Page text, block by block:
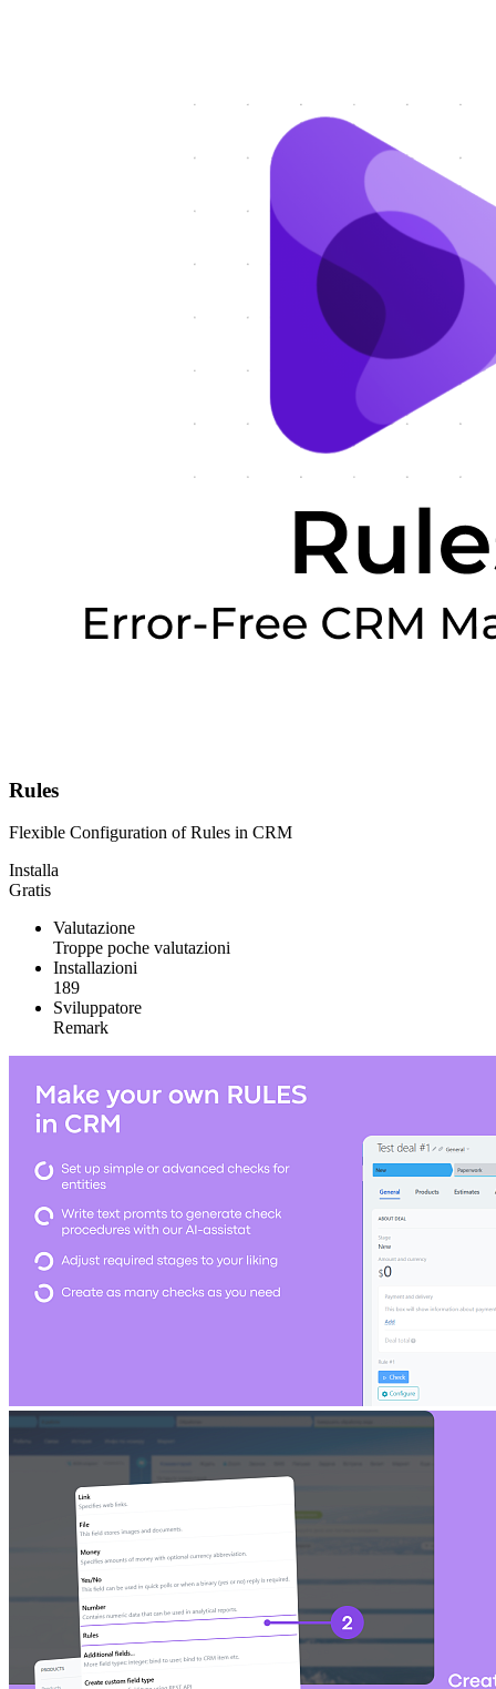
Rules
Flexible Configuration of Rules in CRM
Installa
Gratis
Valutazione
Troppe poche valutazioni
Installazioni
189
Sviluppatore
Remark